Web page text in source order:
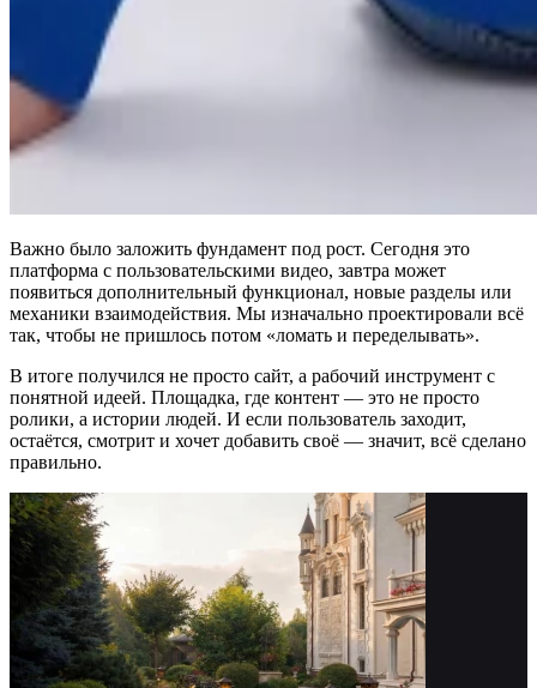
Важно было заложить фундамент под рост. Сегодня это
платформа с пользовательскими видео, завтра может
появиться дополнительный функционал, новые разделы или
механики взаимодействия. Мы изначально проектировали всё
так, чтобы не пришлось потом «ломать и переделывать».
В итоге получился не просто сайт, а рабочий инструмент с
понятной идеей. Площадка, где контент — это не просто
ролики, а истории людей. И если пользователь заходит,
остаётся, смотрит и хочет добавить своё — значит, всё сделано
правильно.